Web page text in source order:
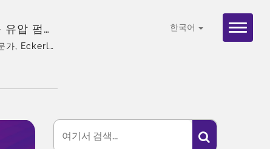
한국어
압 펌프
가, Eckerle